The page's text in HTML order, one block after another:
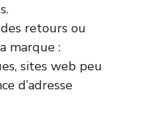
retours ou
marque :
sites web peu
d’adresse